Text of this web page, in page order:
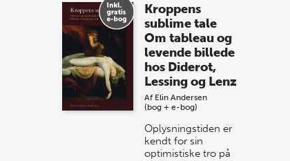
Kroppens
sublime tale
Om tableau og
levende billede
hos Diderot,
Lessing og Lenz
Af Elin Andersen
(bog + e-bog)
Oplysningstiden er
kendt for sin
optimistiske tro på